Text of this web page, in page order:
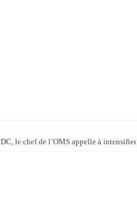
le chef de l’OMS appelle à